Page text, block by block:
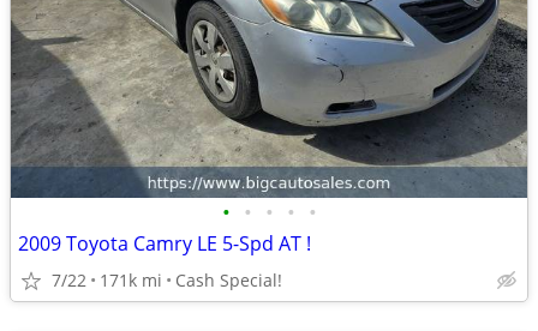
• • • • •
2009 Toyota Camry LE 5-Spd AT !
7/22 171k mi Cash Special!